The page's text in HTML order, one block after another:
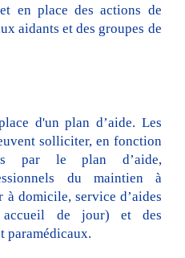
en place des actions de
aidants et des groupes de
d'un plan d’aide. Les
solliciter, en fonction
par le plan d’aide,
du maintien à
domicile, service d’aides
accueil de jour) et des
paramédicaux.